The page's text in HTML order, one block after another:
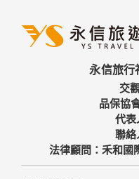
永信旅行
交
品保協
代表
聯絡
法律顧問：禾和國